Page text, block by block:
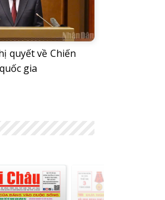
quyết về Chiến
gia